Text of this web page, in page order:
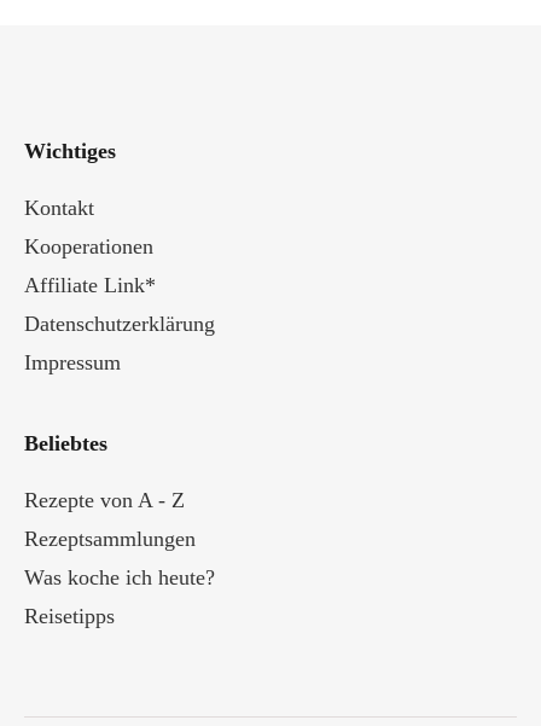
Wichtiges
Kontakt
Kooperationen
Affiliate Link*
Datenschutzerklärung
Impressum
Beliebtes
Rezepte von A - Z
Rezeptsammlungen
Was koche ich heute?
Reisetipps